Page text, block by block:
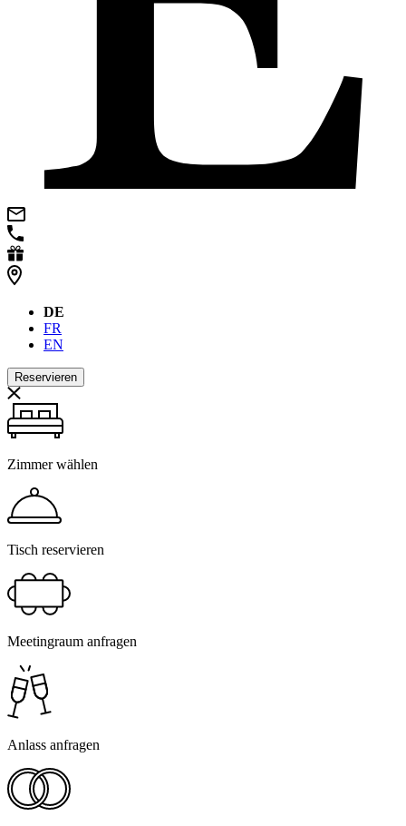
DE
FR
EN
Reservieren
Zimmer wählen
Tisch reservieren
Meetingraum anfragen
Anlass anfragen